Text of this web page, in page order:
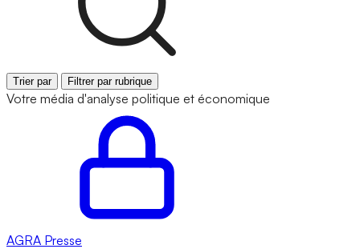
Trier par Filtrer par rubrique
Votre média d'analyse politique et économique
AGRA Presse